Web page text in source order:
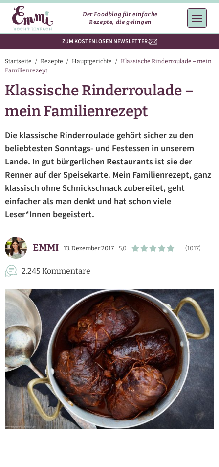
Der Foodblog für einfache
Rezepte, die gelingen
ZUM KOSTENLOSEN NEWSLETTER
Startseite / Rezepte / Hauptgerichte / Klassische Rinderroulade – mein
Familienrezept
Klassische Rinderroulade –
mein Familienrezept
Die klassische Rinderroulade gehört sicher zu den
beliebtesten Sonntags- und Festessen in unserem
Lande. In gut bürgerlichen Restaurants ist sie der
Renner auf der Speisekarte. Mein Familienrezept, ganz
klassisch ohne Schnickschnack zubereitet, geht
einfacher als man denkt und hat schon viele
Leser*Innen begeistert.
EMMI 13. Dezember 2017 5,0 (1017)
2.245 Kommentare